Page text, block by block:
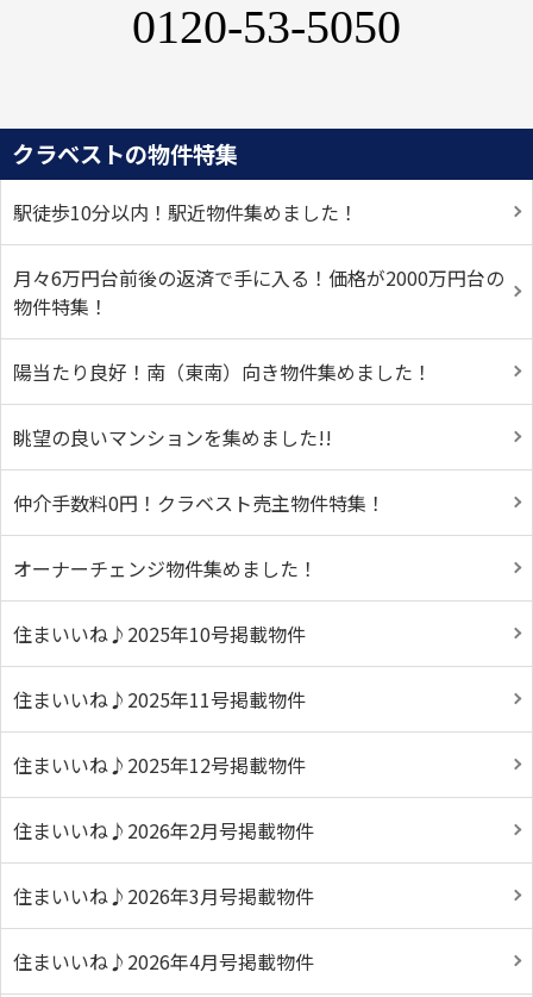
0120-53-5050
クラベストの物件特集
駅徒歩10分以内！駅近物件集めました！
月々6万円台前後の返済で手に入る！価格が2000万円台の
物件特集！
陽当たり良好！南（東南）向き物件集めました！
眺望の良いマンションを集めました!!
仲介手数料0円！クラベスト売主物件特集！
オーナーチェンジ物件集めました！
住まいいね♪2025年10号掲載物件
住まいいね♪2025年11号掲載物件
住まいいね♪2025年12号掲載物件
住まいいね♪2026年2月号掲載物件
住まいいね♪2026年3月号掲載物件
住まいいね♪2026年4月号掲載物件